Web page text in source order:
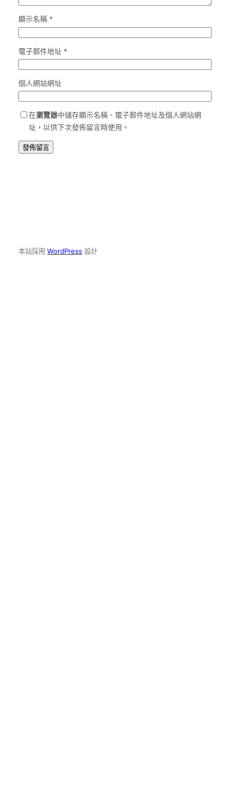
顯示名稱 *
電子郵件地址 *
個人網站網址
在瀏覽器中儲存顯示名稱、電子郵件地址及個人網站網
址，以供下次發佈留言時使用。
本站採用 WordPress 設計